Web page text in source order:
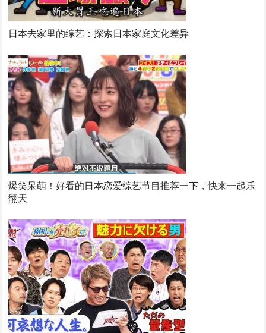
日本去家里的综艺：探索日本家庭文化差异
爆笑呆萌！好看的日本恋爱综艺节目推荐一下，快来一起乐
翻天